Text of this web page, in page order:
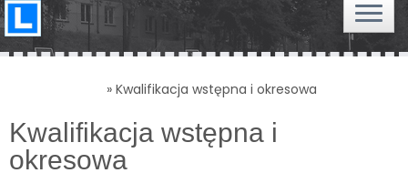
» Kwalifikacja wstępna i okresowa
Kwalifikacja wstępna i
okresowa